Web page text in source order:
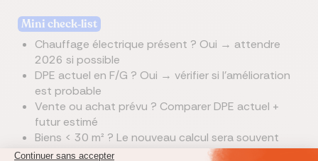
Mini check‑list
Chauffage électrique présent ? Oui → attendre
2026 si possible
DPE actuel en F/G ? Oui → vérifier si l’amélioration
est probable
Vente ou achat prévu ? Comparer DPE actuel +
futur estimé
Biens < 30 m² ? Le nouveau calcul sera souvent
plus favorable